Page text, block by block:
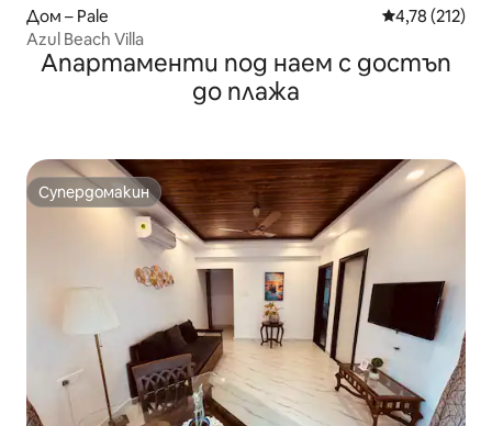
Дом – Pale Средна
4,78 (212)
Azul Beach Villa
Апартаменти под наем с достъп
до плажа
Супердомакин
Супердомакин